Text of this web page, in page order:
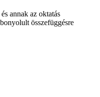
annak az oktatás
összefüggésre